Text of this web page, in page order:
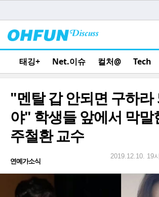
태깅+ Net.이슈 컬처@ Tech
"멘탈 갑 안되면 구하라
야" 학생들 앞에서 막말
주철환 교수
연예가소식
2019.12.10. 19